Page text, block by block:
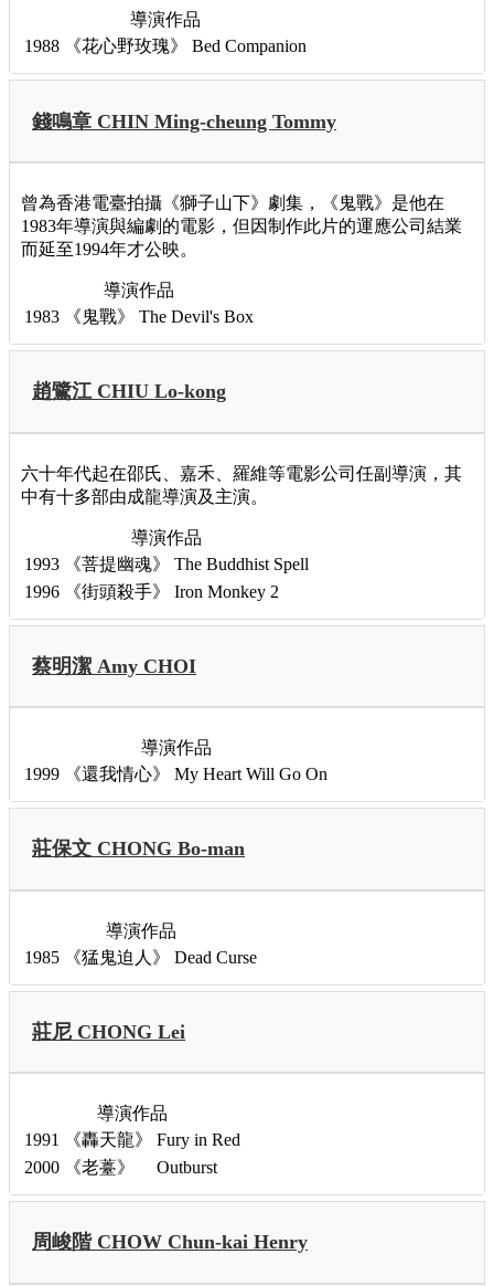
導演作品
1988
《花心野玫瑰》 Bed Companion
錢鳴章 CHIN Ming-cheung Tommy
曾為香港電臺拍攝《獅子山下》劇集，《鬼戰》是他在
1983年導演與編劇的電影，但因制作此片的運應公司結業
而延至1994年才公映。
導演作品
1983
《鬼戰》 The Devil's Box
趙鷺江 CHIU Lo-kong
六十年代起在邵氏、嘉禾、羅維等電影公司任副導演，其
中有十多部由成龍導演及主演。
導演作品
1993
《菩提幽魂》
The Buddhist Spell
1996
《街頭殺手》 Iron Monkey 2
蔡明潔 Amy CHOI
導演作品
1999
《還我情心》 My Heart Will Go On
莊保文 CHONG Bo-man
導演作品
1985
《猛鬼迫人》 Dead Curse
莊尼 CHONG Lei
導演作品
1991
《轟天龍》
Fury in Red
2000
《老薹》 Outburst
周峻階 CHOW Chun-kai Henry